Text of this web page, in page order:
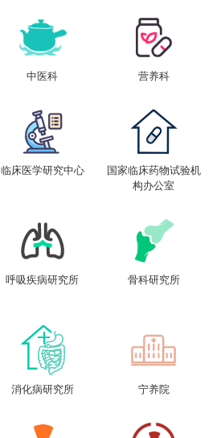
中医科 营养科
临床医学研究中心
国家临床药物试验机
构办公室
呼吸疾病研究所 骨科研究所
消化病研究所 宁养院